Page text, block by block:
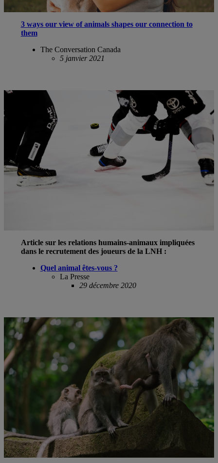
3 ways our view of animals shapes our connection to
them
The Conversation Canada
5 janvier 2021
Article sur les relations humains-animaux impliquées
dans le recrutement des joueurs de la LNH :
Quel animal êtes-vous ?
La Presse
29 décembre 2020